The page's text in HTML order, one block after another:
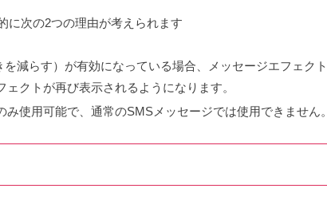
に次の2つの理由が考えられます
減らす）が有効になっている場合、メッセージエフェクト
クトが再び表示されるようになります。
使用可能で、通常のSMSメッセージでは使用できません。